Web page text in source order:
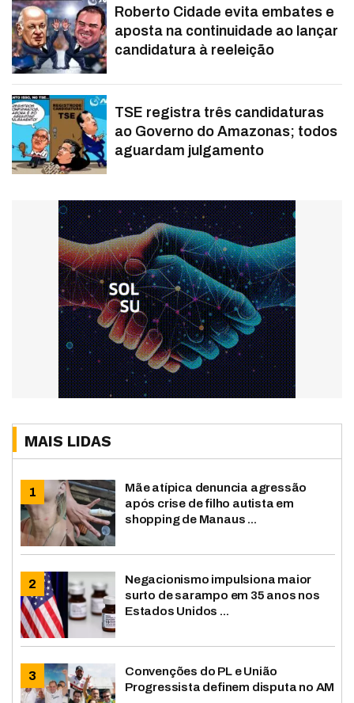
Roberto Cidade evita embates e
aposta na continuidade ao lançar
candidatura à reeleição
TSE registra três candidaturas
ao Governo do Amazonas; todos
aguardam julgamento
MAIS LIDAS
Mãe atípica denuncia agressão
após crise de filho autista em
shopping de Manaus ...
Negacionismo impulsiona maior
surto de sarampo em 35 anos nos
Estados Unidos ...
Convenções do PL e União
Progressista definem disputa no AM